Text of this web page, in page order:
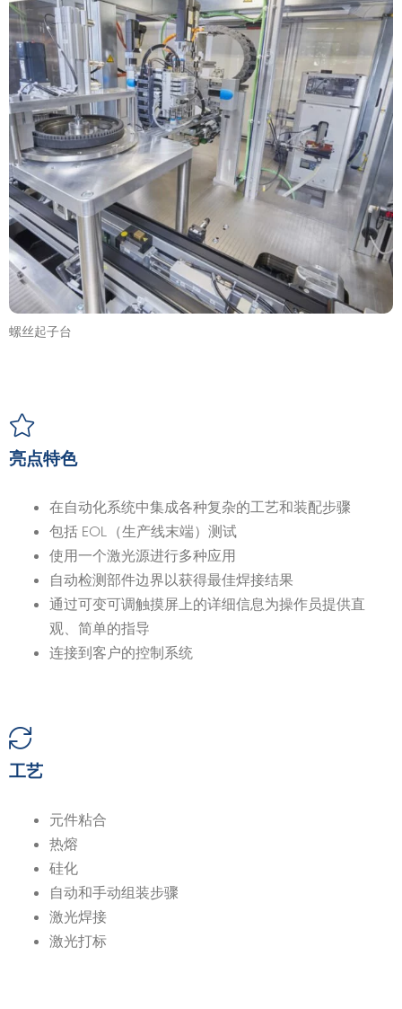
螺丝起子台
亮点特色
在自动化系统中集成各种复杂的工艺和装配步骤
包括 EOL（生产线末端）测试
使用一个激光源进行多种应用
自动检测部件边界以获得最佳焊接结果
通过可变可调触摸屏上的详细信息为操作员提供直
观、简单的指导
连接到客户的控制系统
工艺
元件粘合
热熔
硅化
自动和手动组装步骤
激光焊接
激光打标